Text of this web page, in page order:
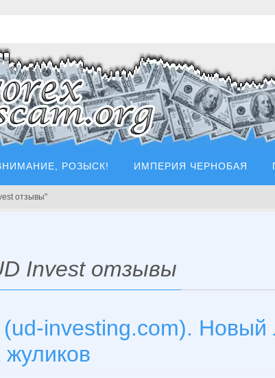
РОЗЫСК! ИМПЕРИЯ ЧЕРНОБАЯ
отзывы"
Invest отзывы
investing.com). Новый